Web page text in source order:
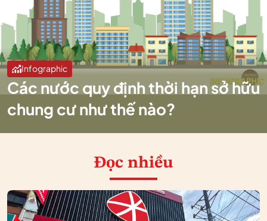
Infographic
Các nước quy định thời hạn sở hữu
chung cư như thế nào?
Đọc nhiều